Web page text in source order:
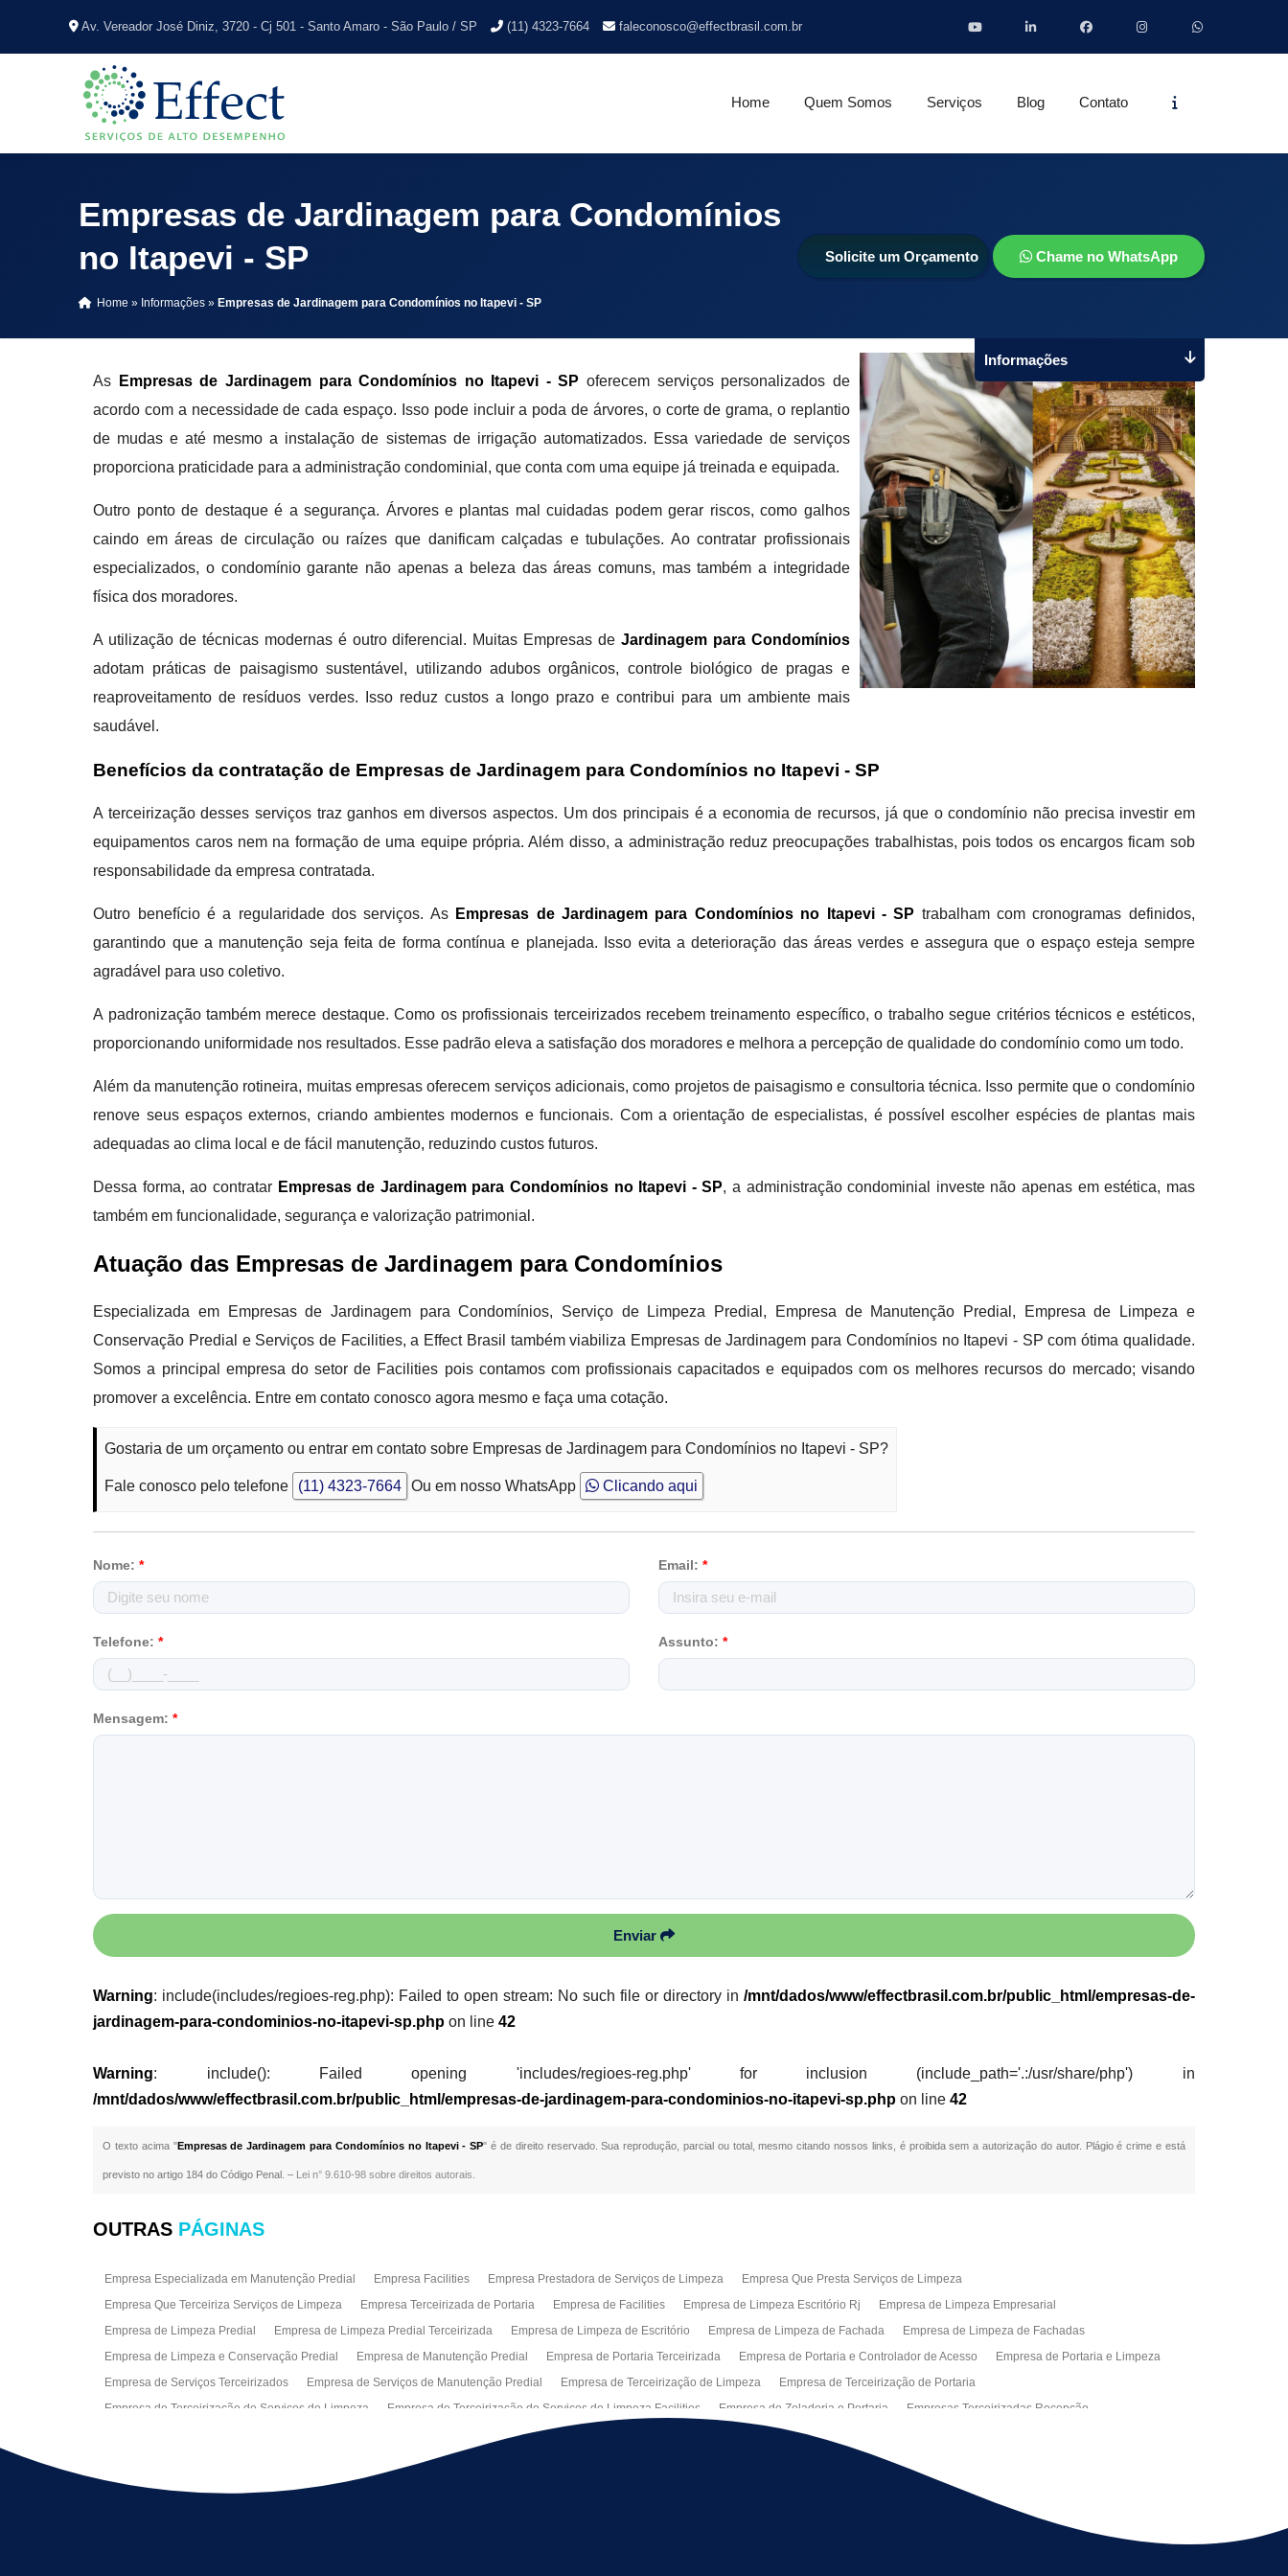
Av. Vereador José Diniz, 3720 - Cj 501 - Santo Amaro - São Paulo / SP (11) 4323-7664 faleconosco@effectbrasil.com.br
Home Quem Somos Serviços Blog Contato
Empresas de Jardinagem para Condomínios
no Itapevi - SP
Home » Informações » Empresas de Jardinagem para Condomínios no Itapevi - SP
Solicite um Orçamento Chame no WhatsApp
As Empresas de Jardinagem para Condomínios no Itapevi - SP oferecem serviços personalizados de
acordo com a necessidade de cada espaço. Isso pode incluir a poda de árvores, o corte de grama, o replantio
de mudas e até mesmo a instalação de sistemas de irrigação automatizados. Essa variedade de serviços
proporciona praticidade para a administração condominial, que conta com uma equipe já treinada e equipada.
Outro ponto de destaque é a segurança. Árvores e plantas mal cuidadas podem gerar riscos, como galhos
caindo em áreas de circulação ou raízes que danificam calçadas e tubulações. Ao contratar profissionais
especializados, o condomínio garante não apenas a beleza das áreas comuns, mas também a integridade
física dos moradores.
A utilização de técnicas modernas é outro diferencial. Muitas Empresas deJardinagem para Condomínios
adotam práticas de paisagismo sustentável, utilizando adubos orgânicos, controle biológico de pragas e
reaproveitamento de resíduos verdes. Isso reduz custos a longo prazo e contribui para um ambiente mais
saudável.
Benefícios da contratação de Empresas de Jardinagem para Condomínios no Itapevi - SP
A terceirização desses serviços traz ganhos em diversos aspectos. Um dos principais é a economia de recursos, já que o condomínio não precisa investir em
equipamentos caros nem na formação de uma equipe própria. Além disso, a administração reduz preocupações trabalhistas, pois todos os encargos ficam sob
responsabilidade da empresa contratada.
Outro benefício é a regularidade dos serviços. As Empresas de Jardinagem para Condomínios no Itapevi - SP trabalham com cronogramas definidos,
garantindo que a manutenção seja feita de forma contínua e planejada. Isso evita a deterioração das áreas verdes e assegura que o espaço esteja sempre
agradável para uso coletivo.
A padronização também merece destaque. Como os profissionais terceirizados recebem treinamento específico, o trabalho segue critérios técnicos e estéticos,
proporcionando uniformidade nos resultados. Esse padrão eleva a satisfação dos moradores e melhora a percepção de qualidade do condomínio como um todo.
Além da manutenção rotineira, muitas empresas oferecem serviços adicionais, como projetos de paisagismo e consultoria técnica. Isso permite que o condomínio
renove seus espaços externos, criando ambientes modernos e funcionais. Com a orientação de especialistas, é possível escolher espécies de plantas mais
adequadas ao clima local e de fácil manutenção, reduzindo custos futuros.
Dessa forma, ao contratar Empresas de Jardinagem para Condomínios no Itapevi - SP, a administração condominial investe não apenas em estética, mas
também em funcionalidade, segurança e valorização patrimonial.
Atuação das Empresas de Jardinagem para Condomínios
Especializada em Empresas de Jardinagem para Condomínios, Serviço de Limpeza Predial, Empresa de Manutenção Predial, Empresa de Limpeza e
Conservação Predial e Serviços de Facilities, a Effect Brasil também viabiliza Empresas de Jardinagem para Condomínios no Itapevi - SP com ótima qualidade.
Somos a principal empresa do setor de Facilities pois contamos com profissionais capacitados e equipados com os melhores recursos do mercado; visando
promover a excelência. Entre em contato conosco agora mesmo e faça uma cotação.
Gostaria de um orçamento ou entrar em contato sobre Empresas de Jardinagem para Condomínios no Itapevi - SP?
Fale conosco pelo telefone (11) 4323-7664 Ou em nosso WhatsApp Clicando aqui
Nome:* Email: *
Telefone:* Assunto: *
Mensagem:*
Enviar
Warning: include(includes/regioes-reg.php): Failed to open stream: No such file or directory in /mnt/dados/www/effectbrasil.com.br/public_html/empresas-de-
jardinagem-para-condominios-no-itapevi-sp.php on line42
Warning: include(): Failed opening 'includes/regioes-reg.php' for inclusion (include_path='.:/usr/share/php') in
/mnt/dados/www/effectbrasil.com.br/public_html/empresas-de-jardinagem-para-condominios-no-itapevi-sp.php on line42
O texto acima "Empresas de Jardinagem para Condomínios no Itapevi - SP" é de direito reservado. Sua reprodução, parcial ou total, mesmo citando nossos links, é proibida sem a autorização do autor. Plágio é crime e está
previsto no artigo 184 do Código Penal. – Lei n° 9.610-98 sobre direitos autorais
Informações
OUTRAS PÁGINAS
Empresa Especializada em Manutenção Predial Empresa Facilities Empresa Prestadora de Serviços de Limpeza
Empresa Que Presta Serviços de Limpeza
Empresa Que Terceiriza Serviços de Limpeza
Empresa Terceirizada de Portaria Empresa de Facilities Empresa de Limpeza Escritório Rj
Empresa de Limpeza Empresarial
Empresa de Limpeza Predial
Empresa de Limpeza Predial Terceirizada Empresa de Limpeza de Escritório Empresa de Limpeza de Fachada
Empresa de Limpeza de Fachadas
Empresa de Limpeza e Conservação Predial
Empresa de Manutenção Predial Empresa de Portaria Terceirizada Empresa de Portaria e Controlador de Acesso
Empresa de Portaria e Limpeza
Empresa de Serviços Terceirizados
Empresa de Serviços de Manutenção Predial Empresa de Terceirização de Limpeza
Empresa de Terceirização de Portaria
Empresa de Terceirização de Serviços de Limpeza
Empresa de Terceirização de Serviços de Limpeza Facilities Empresa de Zeladoria e Portaria
Empresas Terceirizadas Recepção
Empresas de Manutenção Predial Rj Jardinagem para Empresa
Limpeza de Fachadas de Predios Recepção Terceirizada
Serviço de Limpeza Empresarial
Serviço de Limpeza Predial Serviços da Terceirização de Manutenção Predial